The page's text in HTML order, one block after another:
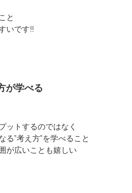
と
いです!!
が学べる
ットするのではなく
る”考え方”を学べること
が広いことも嬉しい